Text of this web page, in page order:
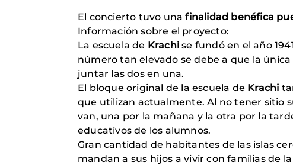
El concierto tuvo unafinalidad benéfica
Información sobre el proyecto:
La escuela de Krachi se fundó en el año
número tan elevado se debe a que la
juntar las dos en una.
El bloque original de la escuela de Krachi
que utilizan actualmente. Al no tener sitio
van, una por la mañana y la otra por la
educativos de los alumnos.
Gran cantidad de habitantes de las islas
mandan a sus hijos a vivir con familias de